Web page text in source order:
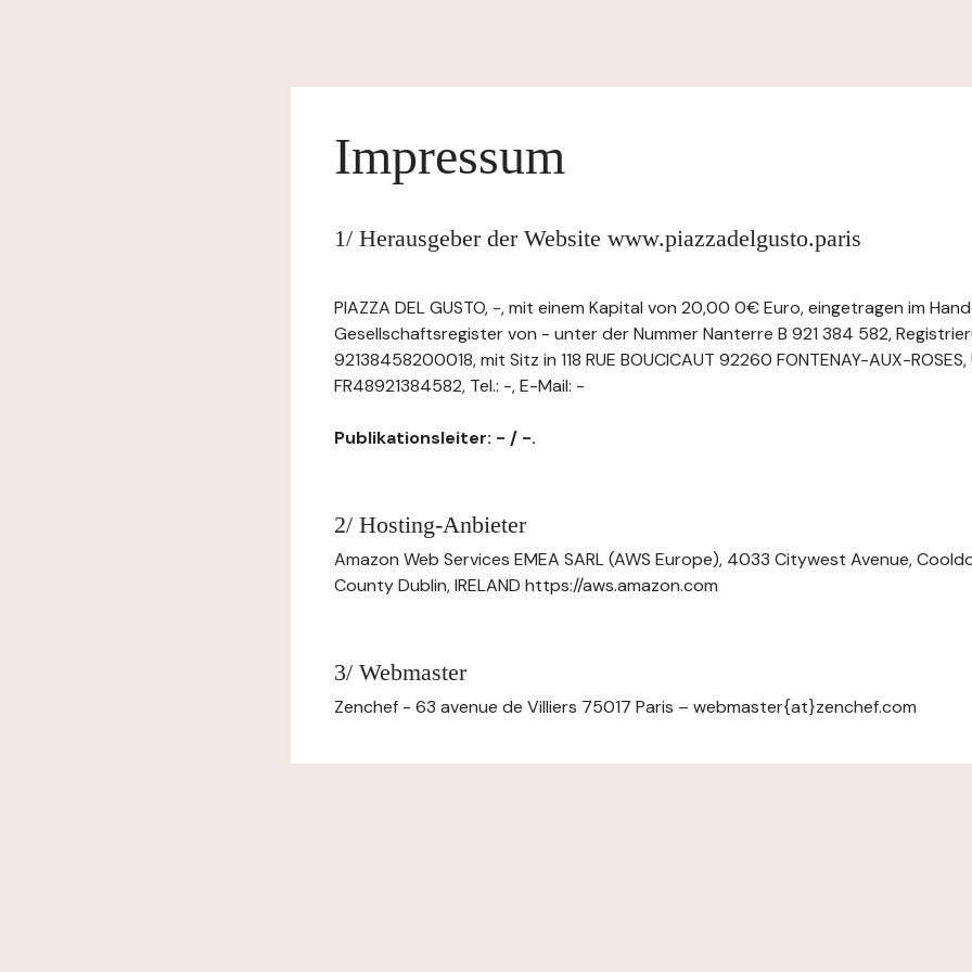
Impressum
1/ Herausgeber der Website www.piazzadelgusto.paris
PIAZZA DEL GUSTO, -, mit einem Kapital von 20,00 0€ Euro, eingetragen im
Gesellschaftsregister von - unter der Nummer Nanterre B 921 384 582,
92138458200018, mit Sitz in 118 RUE BOUCICAUT 92260 FONTENAY-AUX-ROSES,
FR48921384582, Tel.: -, E-Mail: -
Publikationsleiter: - / -.
2/ Hosting-Anbieter
Amazon Web Services EMEA SARL (AWS Europe), 4033 Citywest Avenue,
County Dublin, IRELAND https://aws.amazon.com
3/ Webmaster
Zenchef - 63 avenue de Villiers 75017 Paris – webmaster{at}zenchef.com